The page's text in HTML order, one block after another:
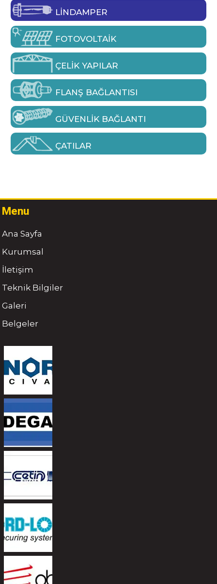
LINDAMPER
FOTOVOLTAIK
ÇELIK YAPILAR
FLANŞ BAĞLANTISI
GÜVENLIK BAĞLANTI
ÇATILAR
Menu
Ana Sayfa
Kurumsal
İletişim
Teknik Bilgiler
Galeri
Belgeler